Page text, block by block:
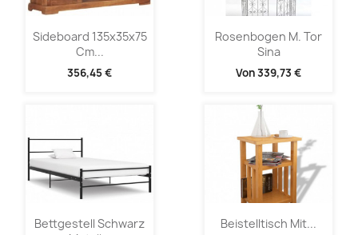
Sideboard 135x35x75
Cm...
356,45 €
Rosenbogen M. Tor
Sina
Von339,73 €
Bettgestell Schwarz
Beistelltisch Mit...